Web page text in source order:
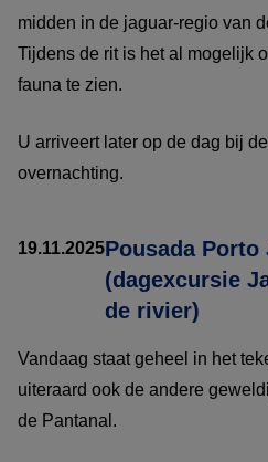
midden in de jaguar-regio van
Tijdens de rit is het al mogelijk
fauna te zien.
U arriveert later op de dag bij
overnachting.
19.11.2025Pousada Porto
(dagexcursie
de rivier)
Vandaag staat geheel in het
uiteraard ook de andere
de Pantanal.